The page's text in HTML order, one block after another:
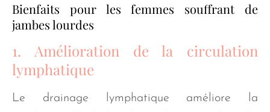
Bienfaits pour les femmes souffrant de
jambes lourdes
1. Amélioration de la circulation
lymphatique
Le drainage lymphatique améliore la